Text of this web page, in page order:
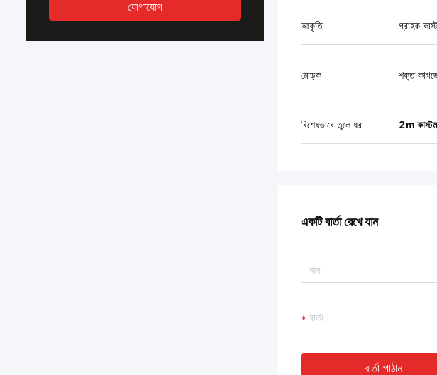
যোগাযোগ
আকৃতি গ্রাহক
মোড়ক শক্ত
বিশেষভাবে তুলে ধরা 2m কাস্টম
একটি বার্তা রেখে যান
বার্তা পাঠান